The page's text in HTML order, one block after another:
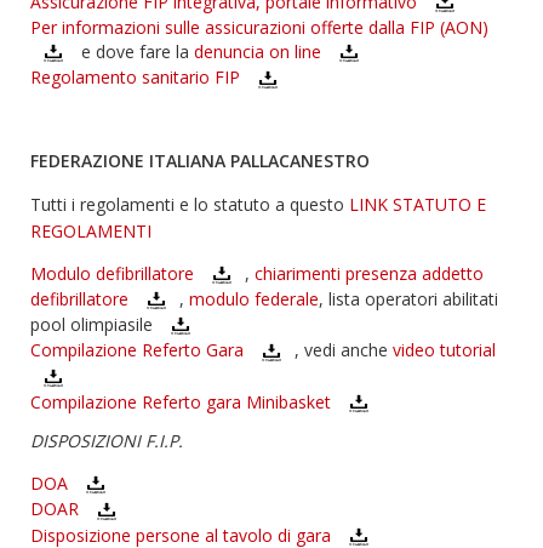
Per informazioni sulle assicurazioni offerte dalla FIP (AON)
e dove fare la denuncia on line
Regolamento sanitario FIP
FEDERAZIONE ITALIANA PALLACANESTRO
Tutti i regolamenti e lo statuto a questo LINK STATUTO E
REGOLAMENTI
Modulo defibrillatore
, chiarimenti presenza addetto
defibrillatore
, modulo federale, lista operatori abilitati
pool olimpiasile
Compilazione Referto Gara
, vedi anche video tutorial
Compilazione Referto gara Minibasket
DISPOSIZIONI F.I.P.
DOA
DOAR
Disposizione persone al tavolo di gara